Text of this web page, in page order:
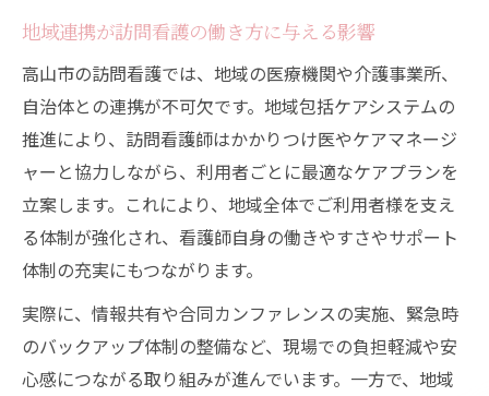
地域連携が訪問看護の働き方に与える影響
高山市の訪問看護では、地域の医療機関や介護事業所、
自治体との連携が不可欠です。地域包括ケアシステムの
推進により、訪問看護師はかかりつけ医やケアマネージ
ャーと協力しながら、利用者ごとに最適なケアプランを
立案します。これにより、地域全体でご利用者様を支え
る体制が強化され、看護師自身の働きやすさやサポート
体制の充実にもつながります。
実際に、情報共有や合同カンファレンスの実施、緊急時
のバックアップ体制の整備など、現場での負担軽減や安
心感につながる取り組みが進んでいます。一方で、地域